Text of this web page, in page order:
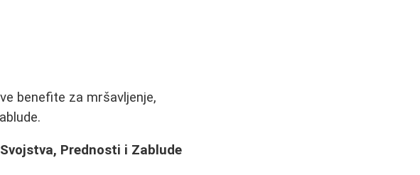
benefite za mršavljenje,
Prednosti i Zablude